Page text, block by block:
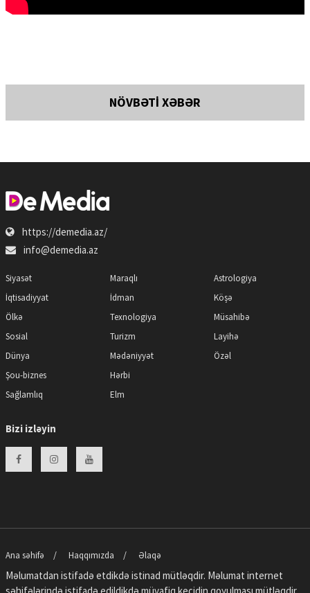
NÖVBƏTİ XƏBƏR
https://demedia.az/
info@demedia.az
Siyasət
İqtisadiyyat
Ölkə
Sosial
Dünya
Şou-biznes
Sağlamlıq
Maraqlı
İdman
Texnologiya
Turizm
Mədəniyyət
Hərbi
Elm
Astrologiya
Köşə
Müsahibə
Layihə
Özəl
Bizi izləyin
Ana səhifə Haqqımızda Əlaqə
Məlumatdan istifadə etdikdə istinad mütləqdir. Məlumat internet